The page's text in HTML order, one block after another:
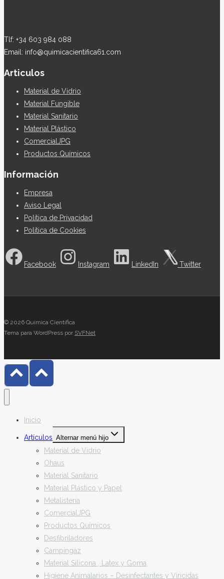
Tlf: +34 603 984 088
Email: info@quimicacientifica61.com
Articulos
Material de Vidrio
Material Fungible
Material Sanitario
Material Plástico
ComercialJPG
Productos Químicos
Información
Empresa
Aviso Legal
Política de Privacidad
Política de Cookies
Facebook Instagram LinkedIn Twitter
© 2026 Química Científica
Tema para WordPress por SVFNet
Inicio
Artículos Alternar menú hijo
Material de Vidrio
Ohaus
Material Sanitario
Material Plástico y Papel
Metalistería
ComercialJPG
Productos Químicos
Desfibriladores
Campingaz
Material Silicona , Latex y Goma
Higiene Animalarios – Desinfectantes y Viricidas